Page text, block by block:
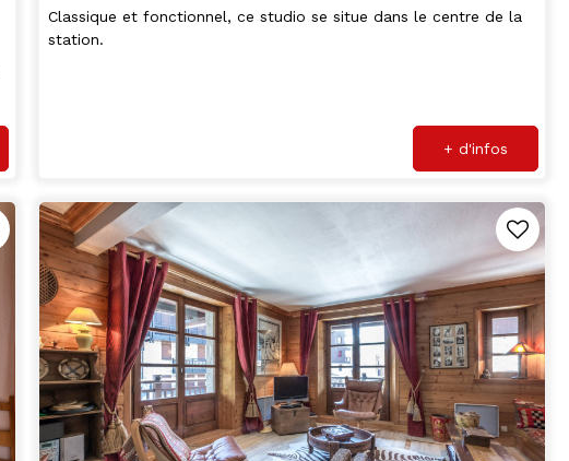
Classique et fonctionnel, ce studio se situe dans le centre de la
station.
+ d'infos